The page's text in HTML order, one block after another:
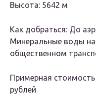
Высота: 5642 м
Как добраться: До
Минеральные воды на
общественном
Примерная
рублей